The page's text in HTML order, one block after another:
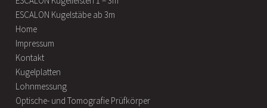
ESCALON Kugelstäbe ab 3m
Home
Impressum
Kontakt
Kugelplatten
Lohnmessung
Optische- und Tomografie Prüfkörper